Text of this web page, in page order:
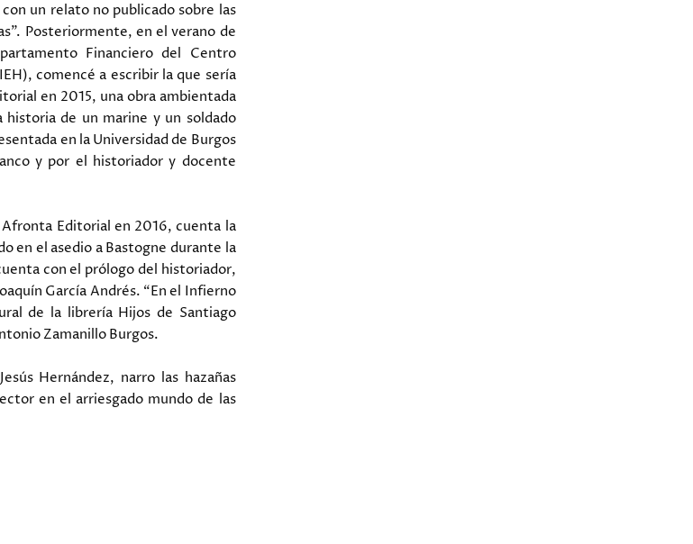
un relato no publicado sobre las
Posteriormente, en el verano de
Financiero del Centro
comencé a escribir la que sería
en 2015, una obra ambientada
de un marine y un soldado
en la Universidad de Burgos
y por el historiador y docente
Editorial en 2016, cuenta la
en el asedio a Bastogne durante la
con el prólogo del historiador,
García Andrés. “En el Infierno
de la librería Hijos de Santiago
Zamanillo Burgos.
Hernández, narro las hazañas
en el arriesgado mundo de las